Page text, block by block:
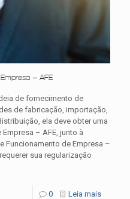
– AFE
de fornecimento de
de fabricação, importação,
ela deve obter uma
– AFE, junto à
Funcionamento de Empresa –
sua regularização
0 Leia mais